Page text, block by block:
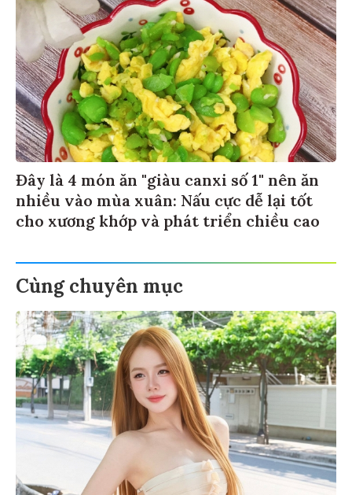
Đây là 4 món ăn "giàu canxi số 1" nên ăn
nhiều vào mùa xuân: Nấu cực dễ lại tốt
cho xương khớp và phát triển chiều cao
Cùng chuyên mục